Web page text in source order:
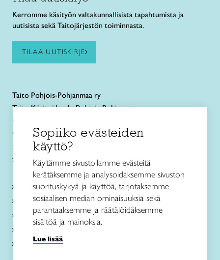
Kerromme käsityön valtakunnallisista tapahtumista ja
uutisista sekä Taitojärjestön toiminnasta.
TILAA UUTISKIRJE
Taito Pohjois-Pohjanmaa ry
Taito Käsityökoulu Pohjois-Pohjanmaa
Rautatienkatu 11 B
90100 Oulu
puh. 040 352 2082
toimisto@taitopohjoispohjanmaa.fi
Tietoa meistä
Palvelut
Ajankohtaista
Taito Shop Oulu
Yhteystiedot
Sopiiko evästeiden
käyttö?
Käytämme sivustollamme evästeitä
kerätäksemme ja analysoidaksemme sivuston
suorituskykyä ja käyttöä, tarjotaksemme
sosiaalisen median ominaisuuksia sekä
parantaaksemme ja räätälöidäksemme
sisältöä ja mainoksia.
Lue lisää